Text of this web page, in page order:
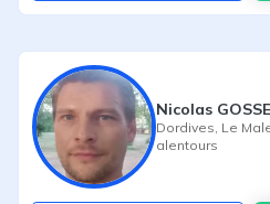
Nicolas
Dordives Le
alentours